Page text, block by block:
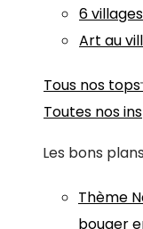
6
Art au
Tous nos tops
Toutes nos
Les bons
Thème
bouger